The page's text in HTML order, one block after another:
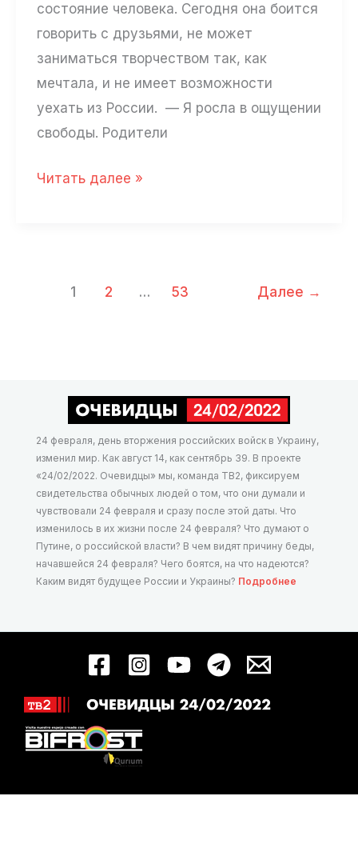
состояние человека. Сегодня она боится
говорить с друзьями, не может
заниматься творчеством так, как
мечтала, и не имеет возможности
уехать из России. — Я росла в ощущении
свободы. Родители
«Постоянно
Читать далее »
1 2 … 53 Далее →
24 февраля, день вторжения российских войск в Украину,
изменил мир. Как август 14, как сентябрь 39. В проекте
«24/02/2022. Очевидцы» мы, команда ТВ2, фиксируем
свидетельства обычных людей о том, что они думали и
чувствовали 24 февраля и сразу после этой даты. Что
изменилось в их жизни после 24 февраля? Что думают о
Путине, о российской власти? В чем видят причину беды,
начавшейся 24 февраля? Чего боятся, на что надеются?
Каким видят будущее России и Украины? Подробнее